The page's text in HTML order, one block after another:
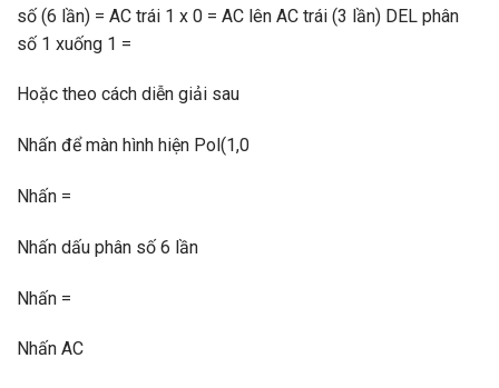
số (6 lần) = AC trái 1 x 0 = AC lên AC trái (3 lần) DEL phân
số 1 xuống 1 =
Hoặc theo cách diễn giải sau
Nhấn để màn hình hiện Pol(1,0
Nhấn =
Nhấn dấu phân số 6 lần
Nhấn =
Nhấn AC